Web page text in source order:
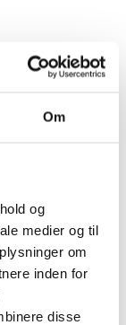
Om
og
medier og til
om
inden for
disse
for
bog